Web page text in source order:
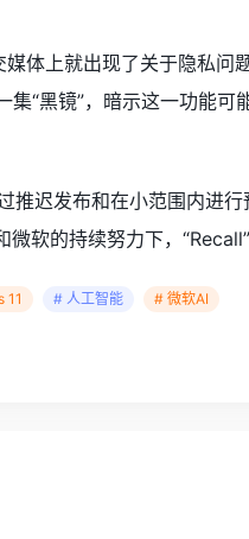
体上就出现了关于隐私
“黑镜”，暗示这一功能
推迟发布和在小范围内进
软的持续努力下，
11 # 人工智能 # 微软AI